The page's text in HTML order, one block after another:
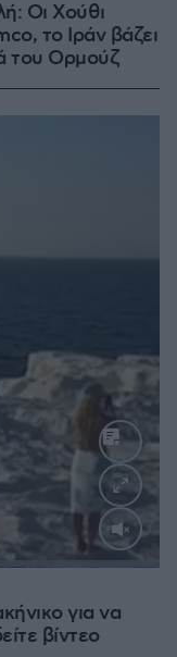
Οι Χούθι
το Ιράν βάζει
του Ορμούζ
για να
βίντεο